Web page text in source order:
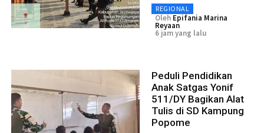
REGIONAL
Oleh Epifania Marina
Reyaan
6 jam yang lalu
Peduli Pendidikan
Anak Satgas Yonif
511/DY Bagikan Alat
Tulis di SD Kampung
Popome